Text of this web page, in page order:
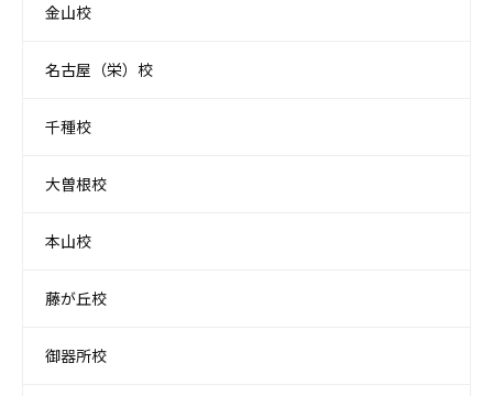
金山校
名古屋（栄）校
千種校
大曽根校
本山校
藤が丘校
御器所校